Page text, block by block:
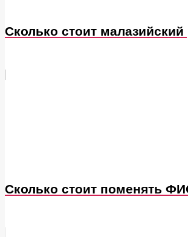
Сколько стоит малазийский
Сколько стоит поменять